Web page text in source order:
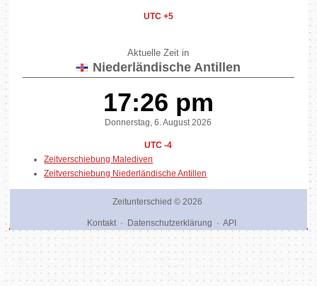
UTC +5
Aktuelle Zeit in
Niederländische Antillen
17:26 pm
Donnerstag, 6. August 2026
UTC -4
Zeitverschiebung Malediven
Zeitverschiebung Niederländische Antillen
Zeitunterschied © 2026
Kontakt· Datenschutzerklärung · API